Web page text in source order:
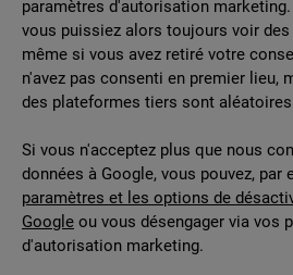
paramètres d'autorisation
vous puissiez alors toujours voir
même si vous avez retiré votre
n'avez pas consenti en premier lieu,
des plateformes tiers sont
Si vous n'acceptez plus que nous
données à Google, vous pouvez, par
paramètres et les options de
Google ou vous désengager via vos
d'autorisation marketing.